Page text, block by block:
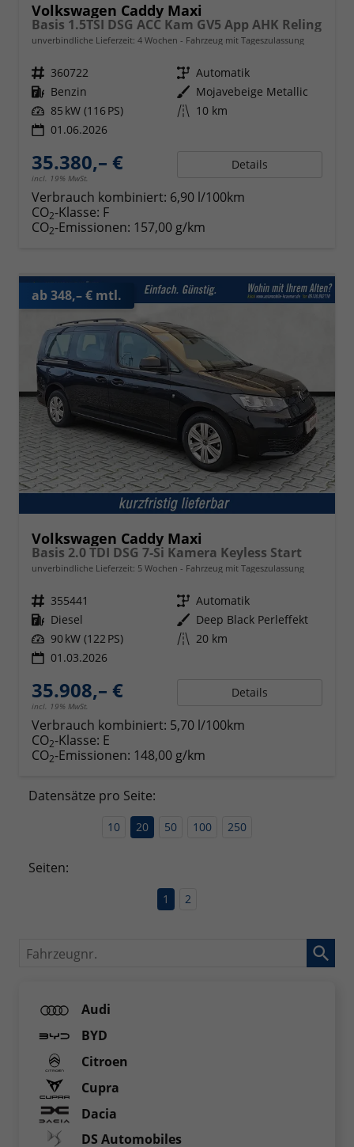
Volkswagen Caddy Maxi
Basis 1.5TSI DSG ACC Kam GV5 App AHK Reling
unverbindliche Lieferzeit: 4 Wochen Fahrzeug mit Tageszulassung
Fahrzeugnr. 360722 Getriebe Automatik
Kraftstoff Benzin Außenfarbe Mojavebeige Metallic
Leistung 85 kW (116 PS) Kilometerstand 10 km
01.06.2026
35.380,– €
incl. 19% MwSt.
Details
Verbrauch kombiniert: 6,90 l/100km
CO2-Klasse: F
CO2-Emissionen: 157,00 g/km
ab 348,– € mtl.
Volkswagen Caddy Maxi
Basis 2.0 TDI DSG 7-Si Kamera Keyless Start
unverbindliche Lieferzeit: 5 Wochen Fahrzeug mit Tageszulassung
Fahrzeugnr. 355441 Getriebe Automatik
Kraftstoff Diesel Außenfarbe Deep Black Perleffekt
Leistung 90 kW (122 PS) Kilometerstand 20 km
01.03.2026
35.908,– €
incl. 19% MwSt.
Details
Verbrauch kombiniert: 5,70 l/100km
CO2-Klasse: E
CO2-Emissionen: 148,00 g/km
Datensätze pro Seite:
10 20 50 100 250
Seiten:
1 2
Fahrzeugnr.
Audi
BYD
Citroen
Cupra
Dacia
DS Automobiles